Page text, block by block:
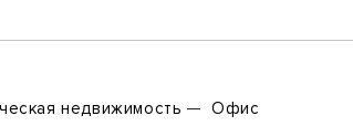
недвижимость Офис